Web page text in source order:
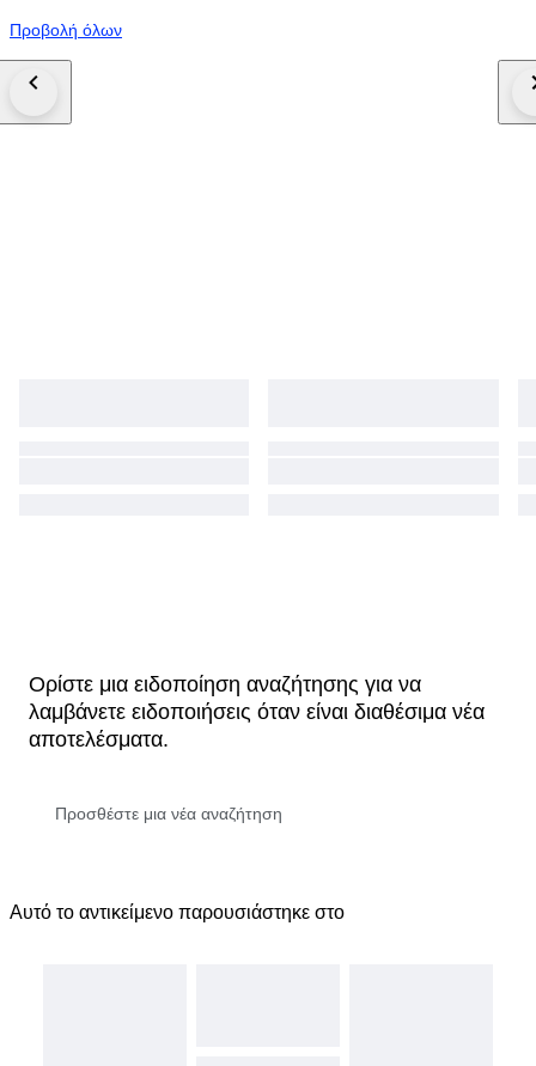
Προβολή όλων
Ορίστε μια ειδοποίηση αναζήτησης για να
λαμβάνετε ειδοποιήσεις όταν είναι διαθέσιμα νέα
αποτελέσματα.
Αυτό το αντικείμενο παρουσιάστηκε στο